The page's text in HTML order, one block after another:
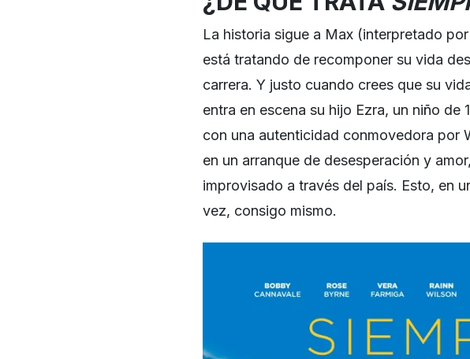
La historia sigue a Max (interpretado
está tratando de recomponer su vida
carrera. Y justo cuando crees que su
entra en escena su hijo Ezra, un niño de
con una autenticidad conmovedora por
en un arranque de desesperación y
improvisado a través del país. Esto, en
vez, consigo mismo.